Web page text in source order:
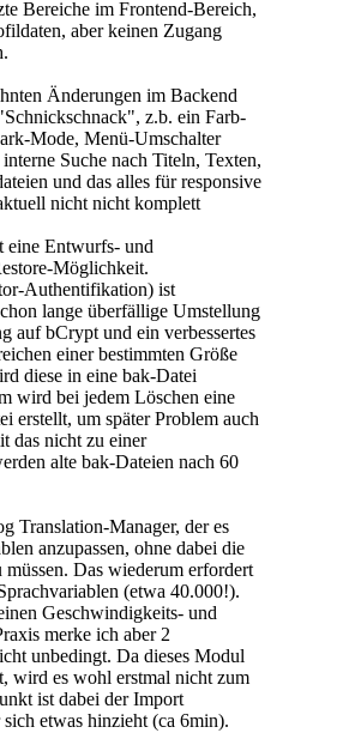
Bereiche im Frontend-Bereich,
aber keinen Zugang
Änderungen im Backend
z.b. ein Farb-
Mode, Menü-Umschalter
Suche nach Titeln, Texten,
und das alles für responsive
nicht nicht komplett
eine Entwurfs- und
Möglichkeit.
Authentifikation) ist
lange überfällige Umstellung
auf bCrypt und ein verbessertes
einer bestimmten Größe
diese in eine bak-Datei
wird bei jedem Löschen eine
erstellt, um später Problem auch
das nicht zu einer
alte bak-Dateien nach 60
Translation-Manager, der es
anzupassen, ohne dabei die
Das wiederum erfordert
(etwa 40.000!).
Geschwindigkeits- und
merke ich aber 2
unbedingt. Da dieses Modul
wird es wohl erstmal nicht zum
ist dabei der Import
etwas hinzieht (ca 6min).